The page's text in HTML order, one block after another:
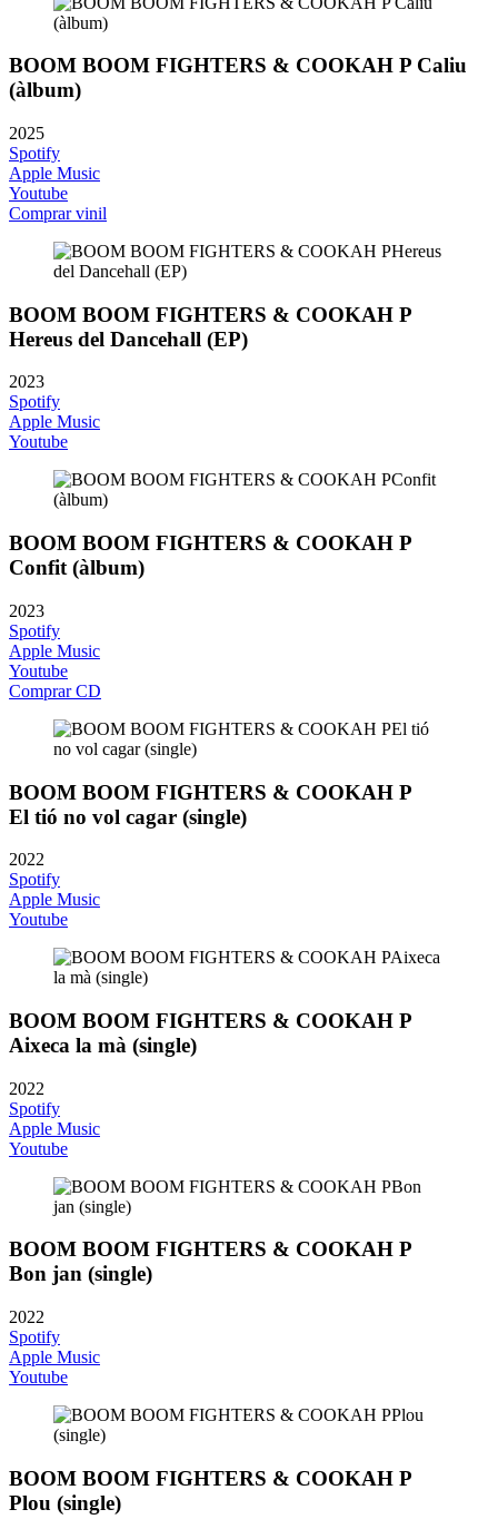
BOOM BOOM FIGHTERS & COOKAH P Caliu
(àlbum)
2025
Spotify
Apple Music
Youtube
Comprar vinil
BOOM BOOM FIGHTERS & COOKAH P
Hereus del Dancehall (EP)
2023
Spotify
Apple Music
Youtube
BOOM BOOM FIGHTERS & COOKAH P
Confit (àlbum)
2023
Spotify
Apple Music
Youtube
Comprar CD
BOOM BOOM FIGHTERS & COOKAH P
El tió no vol cagar (single)
2022
Spotify
Apple Music
Youtube
BOOM BOOM FIGHTERS & COOKAH P
Aixeca la mà (single)
2022
Spotify
Apple Music
Youtube
BOOM BOOM FIGHTERS & COOKAH P
Bon jan (single)
2022
Spotify
Apple Music
Youtube
BOOM BOOM FIGHTERS & COOKAH P
Plou (single)